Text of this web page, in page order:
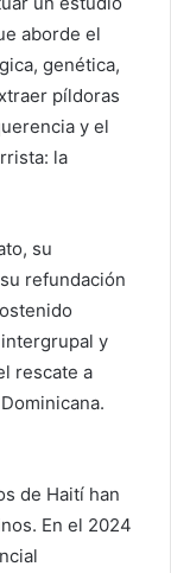
aborde el
genética,
píldoras
y el
la
su
refundación
y
rescate a
de Haití han
En el 2024